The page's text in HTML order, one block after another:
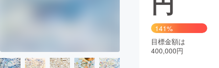
CAMPFIRE Creation
CAMPFIREふるさと納税machi-ya コミュニティ
141%
目標金額は
400,000円